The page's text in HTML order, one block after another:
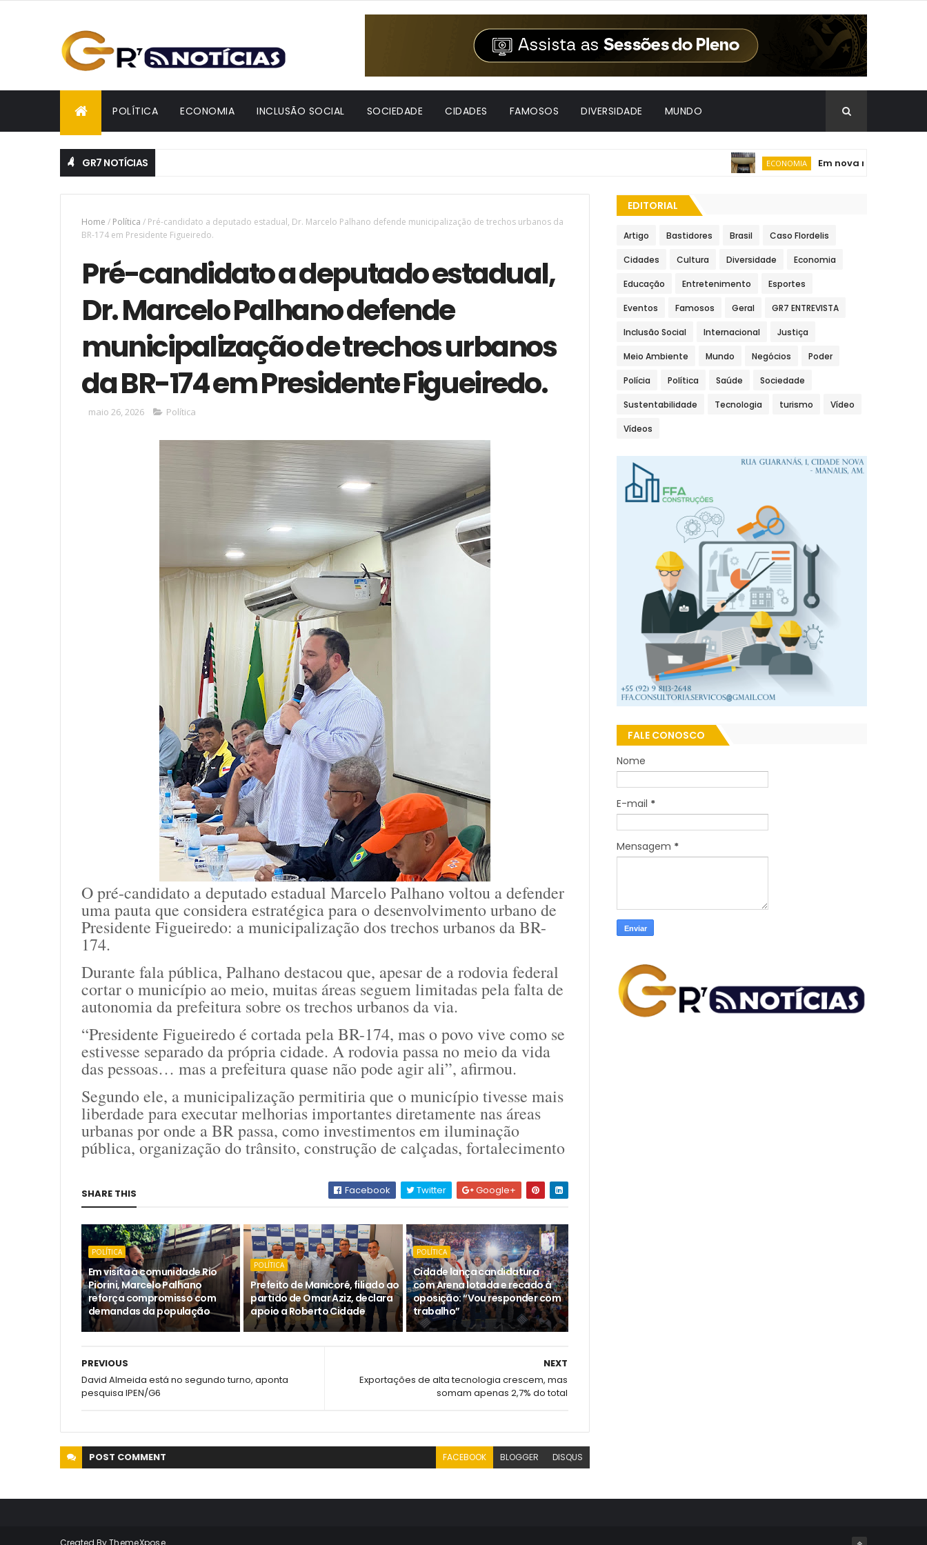
POLÍTICA ECONOMIA INCLUSÃO SOCIAL SOCIEDADE CIDADES FAMOSOS DIVERSIDADE MUNDO
GR7 NOTÍCIAS ECONOMIA Em nova redução, Copom
Home / Política / Pré-candidato a deputado estadual, Dr. Marcelo Palhano defende municipalização de trechos urbanos da
BR-174 em Presidente Figueiredo.
Pré-candidato a deputado estadual,
Dr. Marcelo Palhano defende
municipalização de trechos urbanos
da BR-174 em Presidente Figueiredo.
maio 26, 2026 Política
O pré-candidato a deputado estadual Marcelo Palhano voltou a defender
uma pauta que considera estratégica para o desenvolvimento urbano de
Presidente Figueiredo: a municipalização dos trechos urbanos da BR-
174.
Durante fala pública, Palhano destacou que, apesar de a rodovia federal
cortar o município ao meio, muitas áreas seguem limitadas pela falta de
autonomia da prefeitura sobre os trechos urbanos da via.
“Presidente Figueiredo é cortada pela BR-174, mas o povo vive como se
estivesse separado da própria cidade. A rodovia passa no meio da vida
das pessoas… mas a prefeitura quase não pode agir ali”, afirmou.
Segundo ele, a municipalização permitiria que o município tivesse mais
liberdade para executar melhorias importantes diretamente nas áreas
urbanas por onde a BR passa, como investimentos em iluminação
pública, organização do trânsito, construção de calçadas, fortalecimento
SHARE THIS Facebook Twitter Google+
POLÍTICA
Em visita à comunidade Rio
Piorini, Marcelo Palhano
reforça compromisso com
demandas da população
POLÍTICA
Prefeito de Manicoré, filiado ao
partido de Omar Aziz, declara
apoio a Roberto Cidade
POLÍTICA
Cidade lança candidatura
com Arena lotada e recado à
oposição: “Vou responder com
trabalho”
NEXT
Exportações de alta tecnologia crescem, mas
somam apenas 2,7% do total
PREVIOUS
David Almeida está no segundo turno, aponta
pesquisa IPEN/G6
POST COMMENT FACEBOOK BLOGGER DISQUS
EDITORIAL
Artigo Bastidores Brasil Caso Flordelis
Cidades Cultura Diversidade Economia
Educação Entretenimento Esportes
Eventos Famosos Geral GR7 ENTREVISTA
Inclusão Social Internacional Justiça
Meio Ambiente Mundo Negócios Poder
Polícia Política Saúde Sociedade
Sustentabilidade Tecnologia turismo Vídeo
Vídeos
FALE CONOSCO
Nome
E-mail *
Mensagem *
Created ByThemeXpose